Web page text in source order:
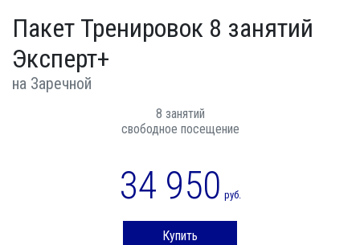
Пакет Тренировок 8 занятий
Эксперт+
на Заречной
8 занятий
свободное посещение
34 950 руб.
Купить